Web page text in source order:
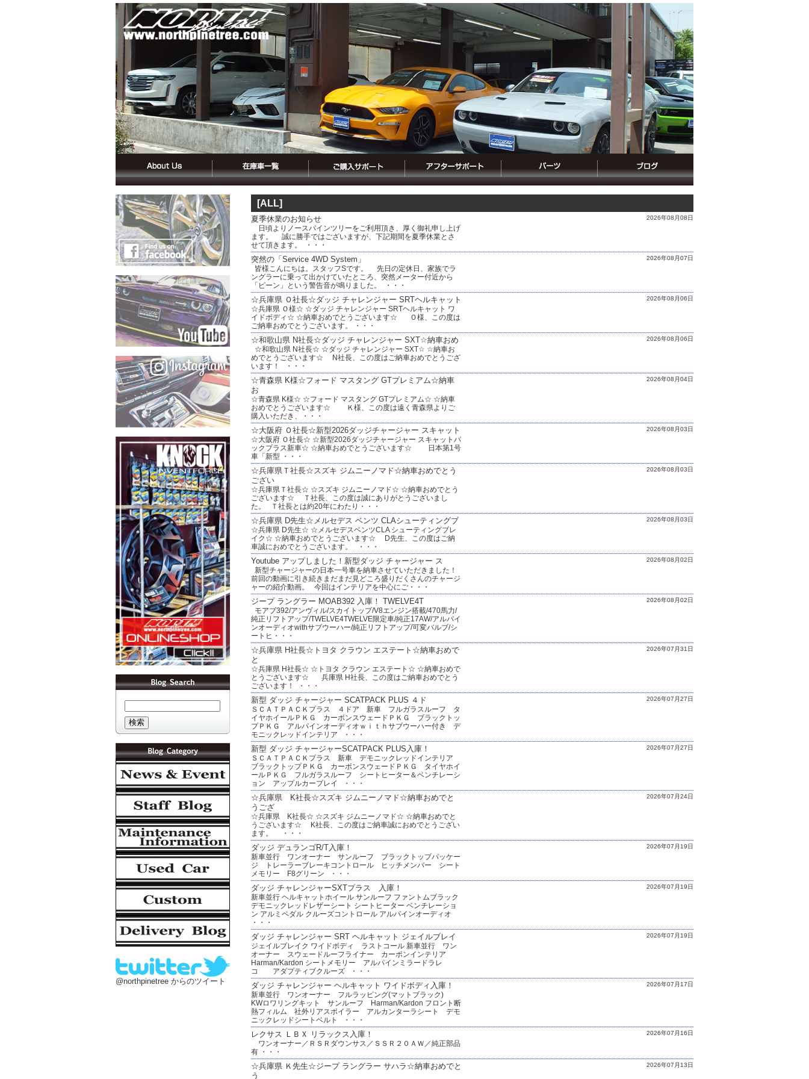
@northpinetree からのツイート
[ALL]
夏季休業のお知らせ
日頃よりノースパインツリーをご利用頂き、厚く御礼申し上げ
ます。 誠に勝手ではございますが、下記期間を夏季休業とさ
せて頂きます。 ・・・
2026年08月08日
突然の「Service 4WD System」
皆様こんにちは。スタッフSです。 先日の定休日、家族でラ
ングラーに乗って出かけていたところ、突然メーター付近から
「ピーン」という警告音が鳴りました。 ・・・
2026年08月07日
☆兵庫県 Ｏ社長☆ダッジ チャレンジャー SRTヘルキャット
☆兵庫県 Ｏ様☆ ☆ダッジ チャレンジャー SRTヘルキャット ワ
イドボディ☆ ☆納車おめでとうございます☆ Ｏ様、この度は
ご納車おめでとうございます。 ・・・
2026年08月06日
☆和歌山県 N社長☆ダッジ チャレンジャー SXT☆納車おめ
☆和歌山県 N社長☆ ☆ダッジ チャレンジャー SXT☆ ☆納車お
めでとうございます☆ N社長、この度はご納車おめでとうござ
います！ ・・・
2026年08月06日
☆青森県 K様☆フォード マスタング GTプレミアム☆納車
お
☆青森県 K様☆ ☆フォード マスタング GTプレミアム☆ ☆納車
おめでとうございます☆ Ｋ様、この度は遠く青森県よりご
購入いただき、・・・
2026年08月04日
☆大阪府 Ｏ社長☆新型2026ダッジチャージャー スキャット
☆大阪府 Ｏ社長☆ ☆新型2026ダッジチャージャー スキャットパ
ックプラス新車☆ ☆納車おめでとうございます☆ 日本第1号
車「新型 ・・・
2026年08月03日
☆兵庫県Ｔ社長☆スズキ ジムニーノマド☆納車おめでとう
ござい
☆兵庫県Ｔ社長☆ ☆スズキ ジムニーノマド☆ ☆納車おめでとう
ございます☆ Ｔ社長、この度は誠にありがとうございまし
た。 Ｔ社長とは約20年にわたり・・・
2026年08月03日
☆兵庫県 D先生☆メルセデス ベンツ CLAシューティングブ
☆兵庫県 D先生☆ ☆メルセデスベンツCLA シューティングブレ
イク☆ ☆納車おめでとうございます☆ D先生、この度はご納
車誠におめでとうございます。 ・・・
2026年08月03日
Youtube アップしました！新型ダッジ チャージャー ス
新型チャージャーの日本一号車を納車させていただきました！
前回の動画に引き続きまだまだ見どころ盛りだくさんのチャージ
ャーの紹介動画。 今回はインテリアを中心にご・・・
2026年08月02日
ジープ ラングラー MOAB392 入庫！ TWELVE4T
モアブ392/アンヴィル/スカイトップ/V8エンジン搭載/470馬力/
純正リフトアップ/TWELVE4TWELVE限定車/純正17AW/アルパイ
ンオーディオwithサブウーハー/純正リフトアップ/可変バルブ/シ
ートヒ・・・
2026年08月02日
☆兵庫県 H社長☆トヨタ クラウン エステート☆納車おめで
と
☆兵庫県 H社長☆ ☆トヨタ クラウン エステート☆ ☆納車おめで
とうございます☆ 兵庫県 H社長、この度はご納車おめでとう
ございます！ ・・・
2026年07月31日
新型 ダッジ チャージャー SCATPACK PLUS ４ド
ＳＣＡＴＰＡＣＫプラス ４ドア 新車 フルガラスルーフ タ
イヤホイールＰＫＧ カーボンスウェードＰＫＧ ブラックトッ
プＰＫＧ アルパインオーディオｗｉｔｈサブウーハー付き デ
モニックレッドインテリア ・・・
2026年07月27日
新型 ダッジ チャージャーSCATPACK PLUS入庫！
ＳＣＡＴＰＡＣＫプラス 新車 デモニックレッドインテリア
ブラックトップＰＫＧ カーボンスウェードＰＫＧ タイヤホイ
ールＰＫＧ フルガラスルーフ シートヒーター＆ベンチレーシ
ョン アップルカープレイ ・・・
2026年07月27日
☆兵庫県 K社長☆スズキ ジムニーノマド☆納車おめでと
うござ
☆兵庫県 K社長☆ ☆スズキ ジムニーノマド☆ ☆納車おめでと
うございます☆ K社長、この度はご納車誠におめでとうござい
ます。 ・・・
2026年07月24日
ダッジ デュランゴR/T入庫！
新車並行 ワンオーナー サンルーフ ブラックトップパッケー
ジ トレーラーブレーキコントロール ヒッチメンバー シート
メモリー F8グリーン ・・・
2026年07月19日
ダッジ チャレンジャーSXTプラス 入庫！
新車並行 ヘルキャットホイール サンルーフ ファントムブラック
デモニックレッドレザーシート シートヒーター ベンチレーショ
ン アルミペダル クルーズコントロール アルパインオーディオ
・・・
2026年07月19日
ダッジ チャレンジャー SRT ヘルキャット ジェイルブレイ
ジェイルブレイク ワイドボディ ラストコール 新車並行 ワン
オーナー スウェードルーフライナー カーボンインテリア
Harman/Kardon シートメモリー アルパインミラードラレ
コ アダプティブクルーズ ・・・
2026年07月19日
ダッジ チャレンジャー ヘルキャット ワイドボディ入庫！
新車並行 ワンオーナー フルラッピング(マットブラック)
KWロワリングキット サンルーフ Harman/Kardon フロント断
熱フィルム 社外リアスポイラー アルカンターラシート デモ
ニックレッドシートベルト ・・・
2026年07月17日
レクサス ＬＢＸ リラックス入庫！
ワンオーナー／ＲＳＲダウンサス／ＳＳＲ２０ＡＷ／純正部品
有 ・・・
2026年07月16日
☆兵庫県 Ｋ先生☆ジープ ラングラー サハラ☆納車おめでと
う
2026年07月13日